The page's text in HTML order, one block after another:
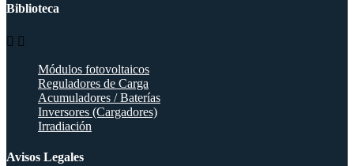
Biblioteca
 
Módulos fotovoltaicos
Reguladores de Carga
Acumuladores / Baterías
Inversores (Cargadores)
Irradiación
Avisos Legales